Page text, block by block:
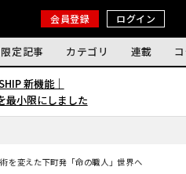
会員登録 ログイン
定記事 カテゴリ 連載
新機能｜
最小限にしました
を変えた下町発「命の職人」世界へ